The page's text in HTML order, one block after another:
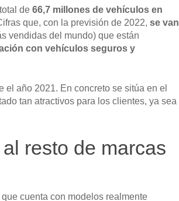
de 66,7 millones de vehículos en
que, con la previsión de 2022, se van
vendidas del mundo) que están
con vehículos seguros y
el año 2021. En concreto se sitúa en el
tan atractivos para los clientes, ya sea
resto de marcas
cuenta con modelos realmente